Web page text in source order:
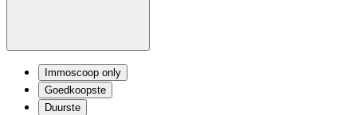
Immoscoop only
Goedkoopste
Duurste